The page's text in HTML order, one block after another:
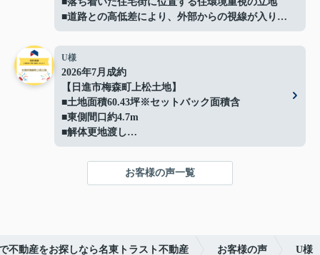
利便性も良好
■お好きなハウスメーカーで建築可能
■道路との高低差により、外部からの視線が入りに
くい落ち着いた敷地
■高低差を活かしたプライバシー性の高い敷地形状
■現況：更地徳川山町土地】
ご成約ありがとうございました！
U様
2026年7月成約
【日進市梅森町上松土地】
■土地面積60.43坪※セットバック面積含
■東側間口約4.7m
■解体更地渡し
■周辺には豊富な生活施設
■建築条件はありません！
お好きなハウスメーカー、工務店にて建築可能
お客様の声一覧
不動産をお探しなら名東トラスト不動産 お客様の声 U様